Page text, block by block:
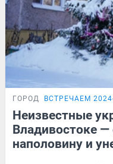
ГОРОД ВСТРЕЧАЕМ
Неизвестные
Владивостоке —
наполовину и